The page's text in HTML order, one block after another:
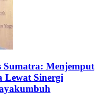
Sumatra: Menjemput
Lewat Sinergi